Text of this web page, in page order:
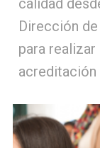
calidad
Dirección
para
acreditación